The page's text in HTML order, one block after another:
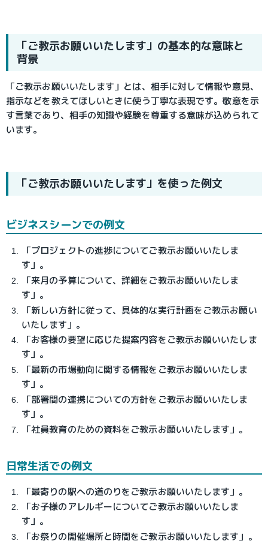
「ご教示お願いいたします」の基本的な意味と
背景
「ご教示お願いいたします」とは、相手に対して情報や意見、
指示などを教えてほしいときに使う丁寧な表現です。敬意を示
す言葉であり、相手の知識や経験を尊重する意味が込められて
います。
「ご教示お願いいたします」を使った例文
ビジネスシーンでの例文
「プロジェクトの進捗についてご教示お願いいたしま
す」。
「来月の予算について、詳細をご教示お願いいたしま
す」。
「新しい方針に従って、具体的な実行計画をご教示お願い
いたします」。
「お客様の要望に応じた提案内容をご教示お願いいたしま
す」。
「最新の市場動向に関する情報をご教示お願いいたしま
す」。
「部署間の連携についての方針をご教示お願いいたしま
す」。
「社員教育のための資料をご教示お願いいたします」。
日常生活での例文
「最寄りの駅への道のりをご教示お願いいたします」。
「お子様のアレルギーについてご教示お願いいたしま
す」。
「お祭りの開催場所と時間をご教示お願いいたします」。